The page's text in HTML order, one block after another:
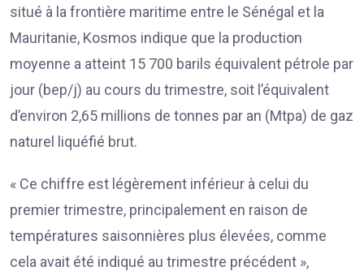
situé à la frontière maritime entre le Sénégal et la
Mauritanie, Kosmos indique que la production
moyenne a atteint 15 700 barils équivalent pétrole par
jour (bep/j) au cours du trimestre, soit l’équivalent
d’environ 2,65 millions de tonnes par an (Mtpa) de gaz
naturel liquéfié brut.
« Ce chiffre est légèrement inférieur à celui du
premier trimestre, principalement en raison de
températures saisonnières plus élevées, comme
cela avait été indiqué au trimestre précédent »,